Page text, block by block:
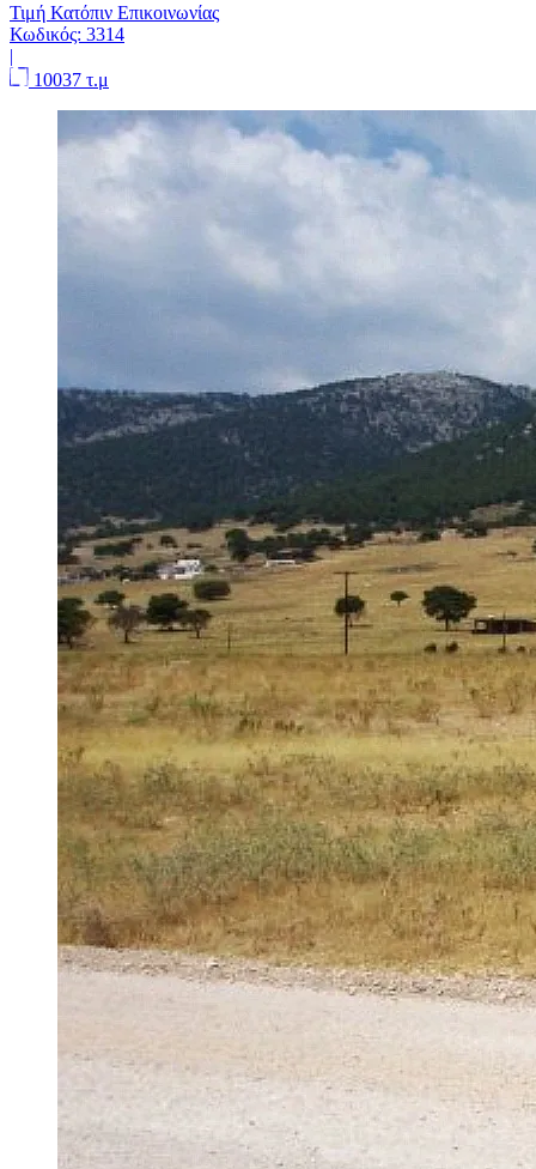
Τιμή Κατόπιν Επικοινωνίας
Κωδικός: 3314
|
10037 τ.μ